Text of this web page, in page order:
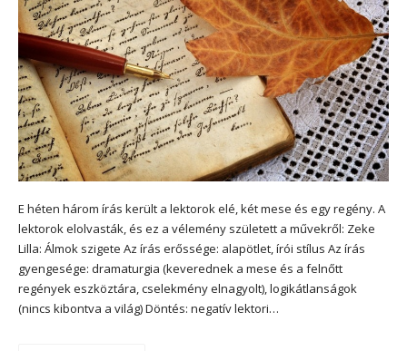
E héten három írás került a lektorok elé, két mese és egy regény. A
lektorok elolvasták, és ez a vélemény született a művekről: Zeke
Lilla: Álmok szigete Az írás erőssége: alapötlet, írói stílus Az írás
gyengesége: dramaturgia (keverednek a mese és a felnőtt
regények eszköztára, cselekmény elnagyolt), logikátlanságok
(nincs kibontva a világ) Döntés: negatív lektori…